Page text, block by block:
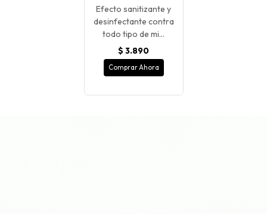
Efecto sanitizante y
desinfectante contra
todo tipo de mi...
$ 3.890
Comprar Ahora